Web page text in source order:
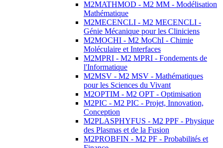
M2MATHMOD - M2 MM - Modélisation
Mathématique
M2MECENCLI - M2 MECENCLI -
Génie Mécanique pour les Cliniciens
M2MOCHI - M2 MoChI - Chimie
Moléculaire et Interfaces
M2MPRI - M2 MPRI - Fondements de
l'Informatique
M2MSV - M2 MSV - Mathématiques
pour les Sciences du Vivant
M2OPTIM - M2 OPT - Optimisation
M2PIC - M2 PIC - Projet, Innovation,
Conception
M2PLASPHYFUS - M2 PPF - Physique
des Plasmas et de la Fusion
M2PROBFIN - M2 PF - Probabilités et